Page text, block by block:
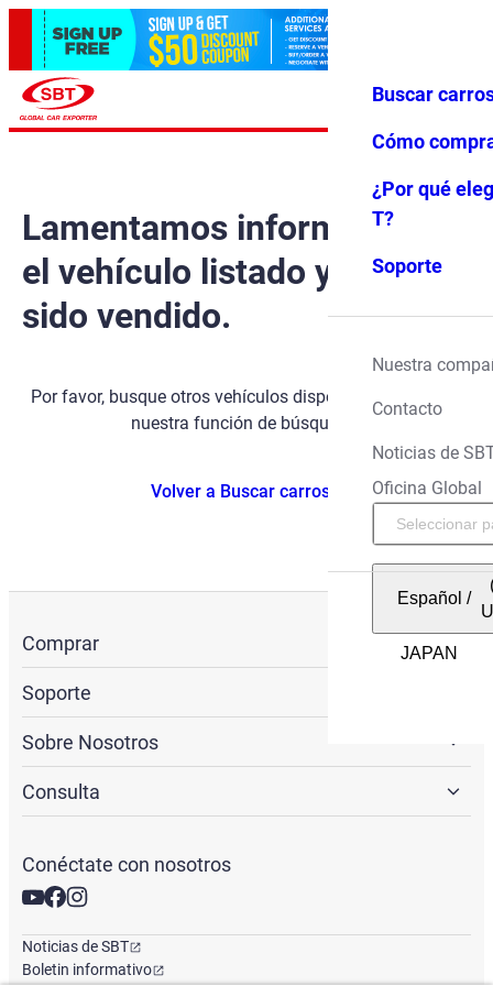
Favoritos Menú
Buscar
Cómo
¿Por qué
T?
Soporte
Nuestra
Contacto
Noticias de
Oficina Global
Español /
Lamentamos informarle que
el vehículo listado ya ha
sido vendido.
Por favor, busque otros vehículos disponibles utilizando
nuestra función de búsqueda.
Volver a Buscar carros
Comprar
Soporte
Sobre Nosotros
Consulta
Conéctate con nosotros
Noticias de SBT
Boletin informativo